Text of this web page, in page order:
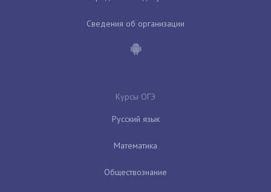
Сведения об организации
Курсы ОГЭ
Русский язык
Математика
Обществознание